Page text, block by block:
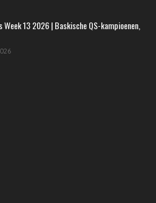
Week 13 2026 | Baskische QS-kampioenen,